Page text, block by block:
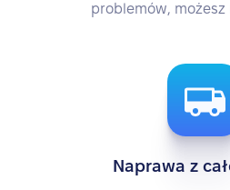
problemów, możesz
Naprawa z